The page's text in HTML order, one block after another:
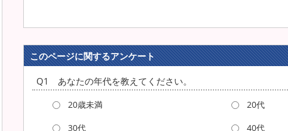
このページに関するアンケート
Q1 あなたの年代を教えてください。
20歳未満 20代
30代 40代